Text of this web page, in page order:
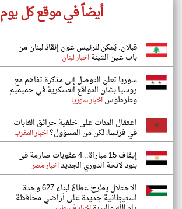
أيضاً في موقع كل يوم
قبلان: يُمكن للرئيس عون إنقاذ لبنان من
باب عين التينةاخبار لبنان
سوريا تعلن التوصل إلى مذكرة تفاهم مع
روسيا بشأن المواقع العسكرية في حميميم
وطرطوساخبار سوريا
اعتقال المئات على خلفية حرائق الغابات
في فرنسا، لكن من المسؤول؟اخبار المغرب
إيقاف 15 مباراة.. 4 عقوبات صارمة فى
بنود لائحة الدوري الجديداخبار مصر
الاحتلال يطرح عطاءً لبناء 627 وحدة
استيطانية جديدة على أراضي محافظة